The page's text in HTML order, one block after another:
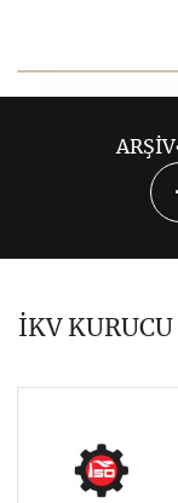
ARŞİV
İKV